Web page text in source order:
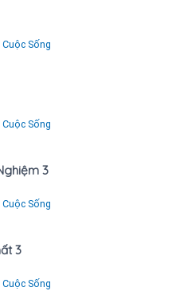
Sống
Sống
3
Sống
3
Sống